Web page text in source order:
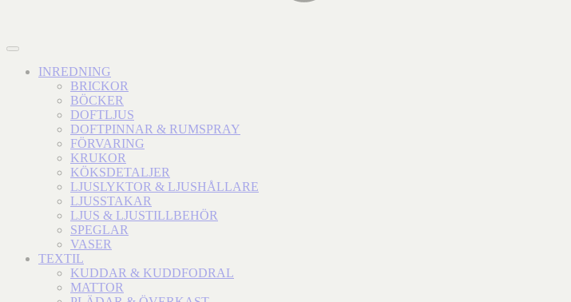
INREDNING
BRICKOR
BÖCKER
DOFTLJUS
DOFTPINNAR & RUMSPRAY
FÖRVARING
KRUKOR
KÖKSDETALJER
LJUSLYKTOR & LJUSHÅLLARE
LJUSSTAKAR
LJUS & LJUSTILLBEHÖR
SPEGLAR
VASER
TEXTIL
KUDDAR & KUDDFODRAL
MATTOR